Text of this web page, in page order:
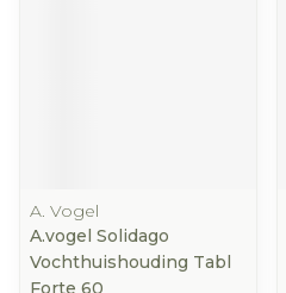
A. Vogel
A.vogel Solidago
Vochthuishouding Tabl
Forte 60